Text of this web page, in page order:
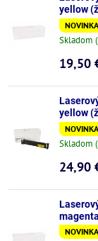
yellow
NOVINKA
Skladom
19,50
yellow
NOVINKA
Skladom
24,90
NOVINKA